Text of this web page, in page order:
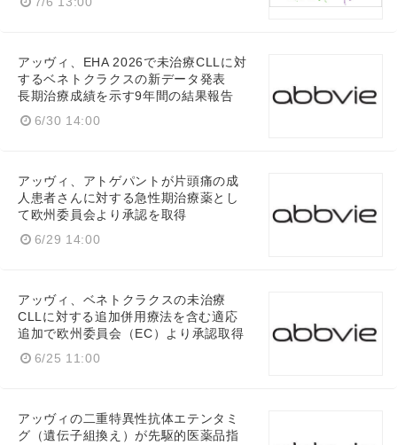
アッヴィ、EHA 2026で未治療CLLに対
するベネトクラクスの新データ発表
長期治療成績を示す9年間の結果報告
6/30 14:00
アッヴィ、アトゲパントが片頭痛の成
人患者さんに対する急性期治療薬とし
て欧州委員会より承認を取得
6/29 14:00
アッヴィ、ベネトクラクスの未治療
CLLに対する追加併用療法を含む適応
追加で欧州委員会（EC）より承認取得
6/25 11:00
アッヴィの二重特異性抗体エテンタミ
グ（遺伝子組換え）が先駆的医薬品指